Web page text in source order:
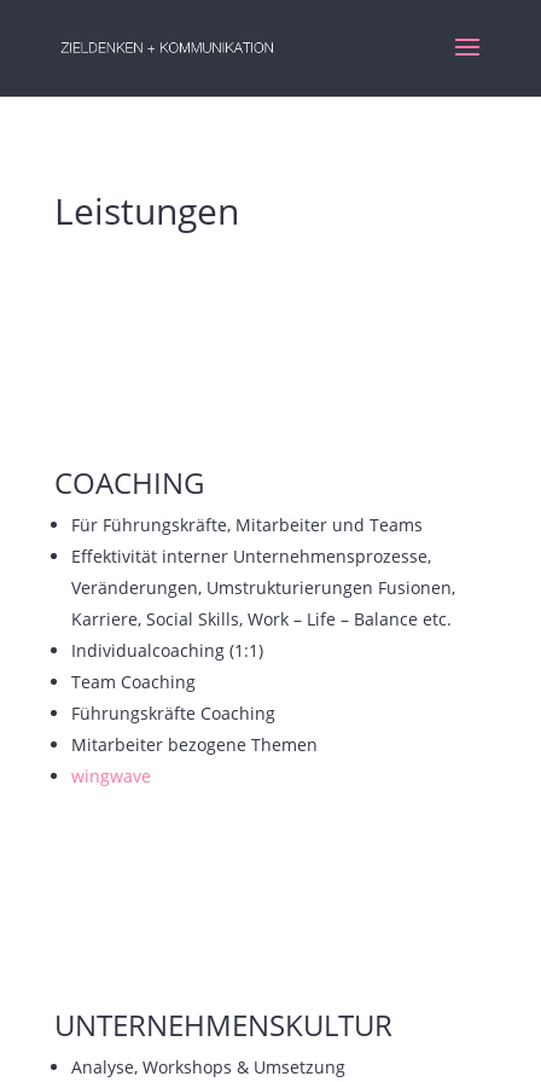
Leistungen
COACHING
Für Führungskräfte, Mitarbeiter und Teams
Effektivität interner Unternehmensprozesse,
Veränderungen, Umstrukturierungen Fusionen,
Karriere, Social Skills, Work – Life – Balance etc.
Individualcoaching (1:1)
Team Coaching
Führungskräfte Coaching
Mitarbeiter bezogene Themen
wingwave
UNTERNEHMENSKULTUR
Analyse, Workshops & Umsetzung